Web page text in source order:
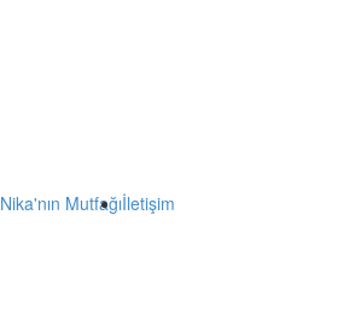
Nika'nın Mutfağıİletişim